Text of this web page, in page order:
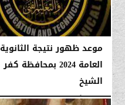
موعد ظهور نتيجة الثانوية
العامة 2024 بمحافظة كفر
الشيخ
الجمعة، 2 أغسطس 2024 01:08 صـ